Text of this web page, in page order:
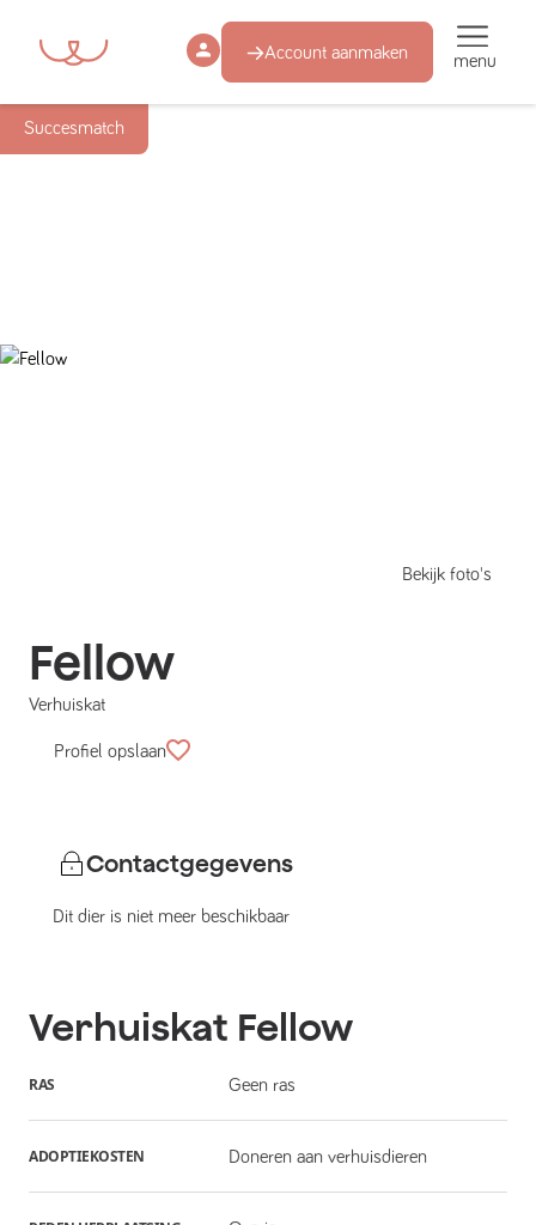
Account aanmaken menu
Succesmatch
Bekijk foto's
Fellow
Verhuiskat
Profiel opslaan
Contactgegevens
Dit dier is niet meer beschikbaar
Verhuiskat Fellow
RAS Geen ras
ADOPTIEKOSTEN Doneren aan verhuisdieren